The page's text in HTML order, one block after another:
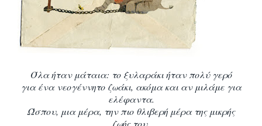
Όλα ήταν μάταια: το ξυλαράκι ήταν πολύ γερό
για ένα νεογέννητο ζωάκι, ακόμα και αν μιλάμε για
ελέφαντα.
Ώσπου, μια μέρα, την πιο θλιβερή μέρα της μικρής
ζωής του,